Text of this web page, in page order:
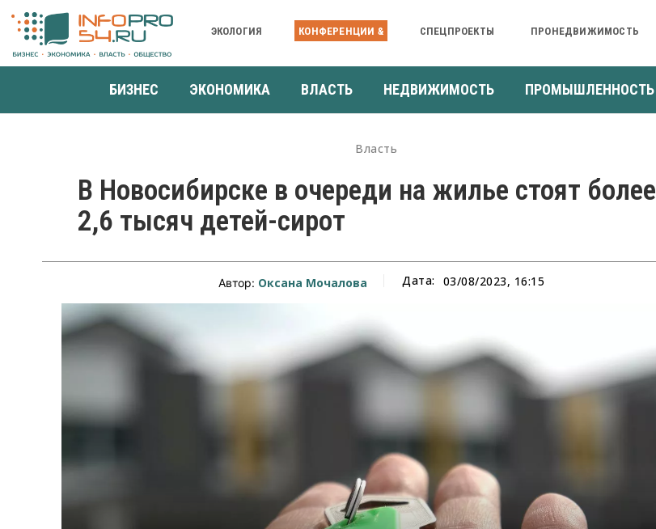
ЭКОЛОГИЯ КОНФЕРЕНЦИИ & СПЕЦПРОЕКТЫ ПРОНЕДВИЖИМОСТЬ
БИЗНЕС ЭКОНОМИКА ВЛАСТЬ НЕДВИЖИМОСТЬ ПРОМЫШЛЕННОСТЬ
Власть
В Новосибирске в очереди на жилье стоят более
2,6 тысяч детей-сирот
Автор: Оксана Мочалова Дата: 03/08/2023, 16:15